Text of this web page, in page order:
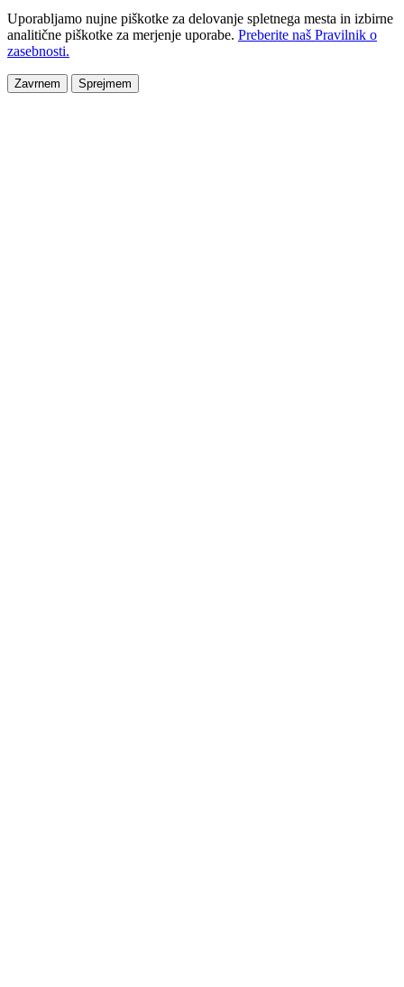
Uporabljamo nujne piškotke za delovanje spletnega mesta in izbirne
analitične piškotke za merjenje uporabe. Preberite naš Pravilnik o
zasebnosti.
Zavrnem Sprejmem